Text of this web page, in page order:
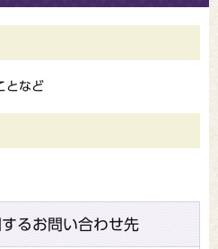
となど
るお問い合わせ先